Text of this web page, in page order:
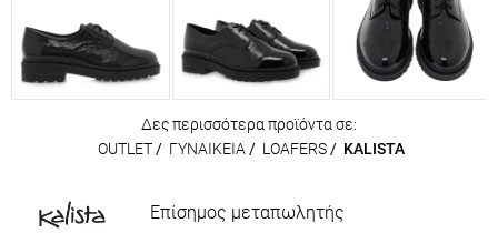
Δες περισσότερα προϊόντα σε:
OUTLET/ ΓΥΝΑΙΚΕΙΑ / LOAFERS/ KALISTA
Επίσημος μεταπωλητής